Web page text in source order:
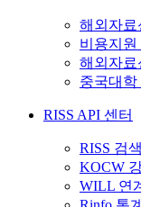
해외자료
비용지원
해외자료
중국대학
RISS API 센터
RISS 검
KOCW
WILL 연